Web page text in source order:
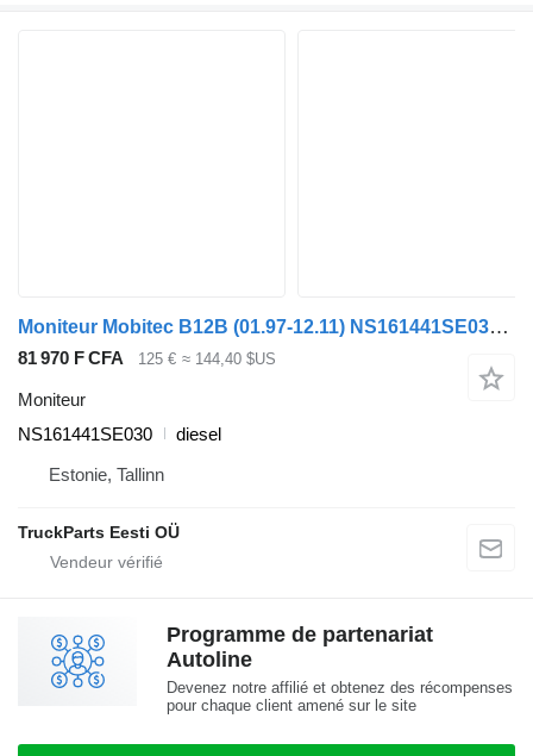
Moniteur Mobitec B12B (01.97-12.11) NS161441SE030 pour Volvo B6, B7, B9, B10, B12 bus (1978-2011)
81 970 F CFA 125 € ≈ 144,40 $US
Moniteur
NS161441SE030
diesel
Estonie, Tallinn
TruckParts Eesti OÜ
Programme de partenariat
Autoline
Devenez notre affilié et obtenez des récompenses
pour chaque client amené sur le site